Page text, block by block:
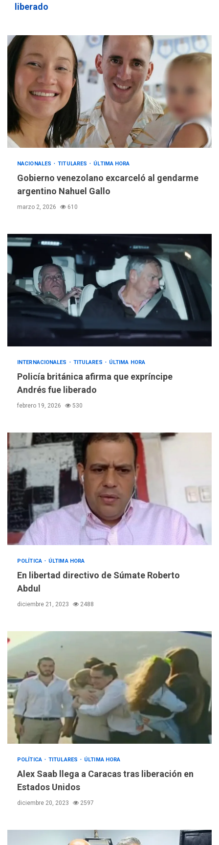
liberado
NACIONALES TITULARES ÚLTIMA HORA
Gobierno venezolano excarceló al gendarme
argentino Nahuel Gallo
marzo 2, 2026 610
INTERNACIONALES TITULARES ÚLTIMA HORA
Policía británica afirma que expríncipe
Andrés fue liberado
febrero 19, 2026 530
POLÍTICA ÚLTIMA HORA
En libertad directivo de Súmate Roberto
Abdul
diciembre 21, 2023 2488
POLÍTICA TITULARES ÚLTIMA HORA
Alex Saab llega a Caracas tras liberación en
Estados Unidos
diciembre 20, 2023 2597